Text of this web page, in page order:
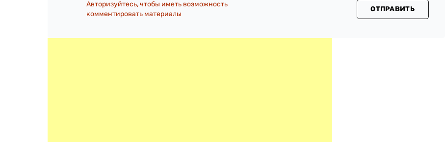
Авторизуйтесь, чтобы иметь возможность
комментировать материалы
ОТПРАВИТЬ